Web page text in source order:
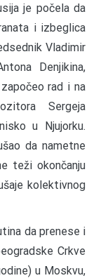
je počela da
i izbeglica
Vladimir
Denjikina,
rad i na
Sergeja
u Njujorku.
da nametne
teži okončanju
kolektivnog
da prenese i
Crkve
u Moskvu,